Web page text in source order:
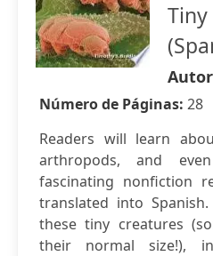
Número de Páginas: 28
Readers will learn
arthropods, and
fascinating nonfiction
translated into
these tiny creatures
their normal size!),